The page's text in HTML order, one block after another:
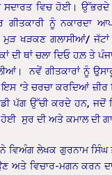
ਸਦਾਰਤ ਵਿਚ ਹੋਈ।
ਨੂੰ ਨਕਾਰਦਾ
ਮੁੜ ਖੜਕਣ ਗਲਾਸੀਆਂ/
ਦੀ ਥਾਂ ਚਲਾ ਦਿਓ ਹਲ਼ ਤੇ
ਨਵੇਂ ਗੀਤਕਾਰਾਂ ਨੂੰ
‘ਤੇ ਚਰਚਾ ਕਰਦਿਆਂ ਜ਼ੀਰ
ਪੱਗ ਉੱਚੀ ਕਰਦੇ ਹਨ, ਜਦੋਂ
ਸੁਰ ਦੀ ਅਤੇ ਕਮਾਲ ਦੀ
ਵਿਅੰਗ ਲੇਖਕ ਗੁਰਨਾਮ ਸਿੰਘ
ਅਤੇ ਵਿਚਾਰ-ਮਗਨ ਕਰਨ